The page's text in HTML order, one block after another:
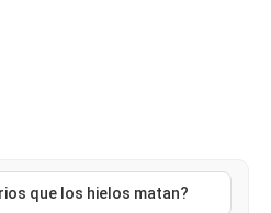
que los hielos matan?